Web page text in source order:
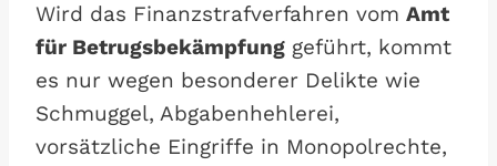
Wird das Finanzstrafverfahren vom Amt
für Betrugsbekämpfung geführt, kommt
es nur wegen besonderer Delikte wie
Schmuggel, Abgabenhehlerei,
vorsätzliche Eingriffe in Monopolrechte,